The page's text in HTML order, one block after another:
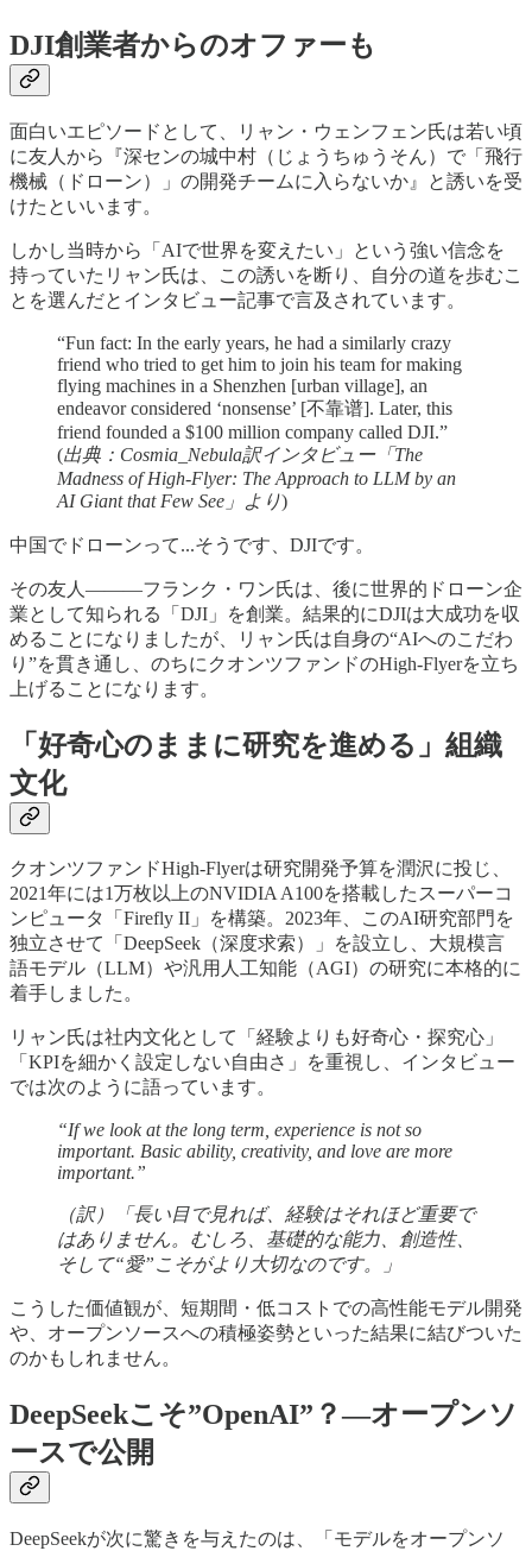
DJI創業者からのオファーも
面白いエピソードとして、リャン・ウェンフェン氏は若い頃
に友人から『深センの城中村（じょうちゅうそん）で「飛行
機械（ドローン）」の開発チームに入らないか』と誘いを受
けたといいます。
しかし当時から「AIで世界を変えたい」という強い信念を
持っていたリャン氏は、この誘いを断り、自分の道を歩むこ
とを選んだとインタビュー記事で言及されています。
“Fun fact: In the early years, he had a similarly crazy
friend who tried to get him to join his team for making
flying machines in a Shenzhen [urban village], an
endeavor considered ‘nonsense’ [不靠谱]. Later, this
friend founded a $100 million company called DJI.”
(出典：Cosmia_Nebula訳インタビュー「The
Madness of High-Flyer: The Approach to LLM by an
AI Giant that Few See」より)
中国でドローンって...そうです、DJIです。
その友人———フランク・ワン氏は、後に世界的ドローン企
業として知られる「DJI」を創業。結果的にDJIは大成功を収
めることになりましたが、リャン氏は自身の“AIへのこだわ
り”を貫き通し、のちにクオンツファンドのHigh-Flyerを立ち
上げることになります。
「好奇心のままに研究を進める」組織
文化
クオンツファンドHigh-Flyerは研究開発予算を潤沢に投じ、
2021年には1万枚以上のNVIDIA A100を搭載したスーパーコ
ンピュータ「Firefly II」を構築。2023年、このAI研究部門を
独立させて「DeepSeek（深度求索）」を設立し、大規模言
語モデル（LLM）や汎用人工知能（AGI）の研究に本格的に
着手しました。
リャン氏は社内文化として「経験よりも好奇心・探究心」
「KPIを細かく設定しない自由さ」を重視し、インタビュー
では次のように語っています。
“If we look at the long term, experience is not so
important. Basic ability, creativity, and love are more
important.”
（訳）「長い目で見れば、経験はそれほど重要で
はありません。むしろ、基礎的な能力、創造性、
そして“愛”こそがより大切なのです。」
こうした価値観が、短期間・低コストでの高性能モデル開発
や、オープンソースへの積極姿勢といった結果に結びついた
のかもしれません。
DeepSeekこそ”OpenAI”？—オープンソ
ースで公開
DeepSeekが次に驚きを与えたのは、「モデルをオープンソ